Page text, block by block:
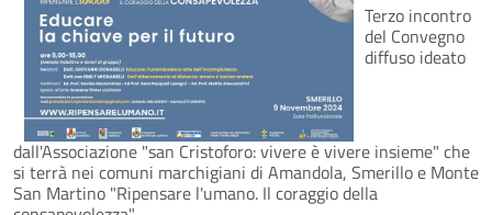
Terzo incontro
del Convegno
diffuso ideato
dall'Associazione "san Cristoforo: vivere è vivere insieme" che
si terrà nei comuni marchigiani di Amandola, Smerillo e Monte
San Martino "Ripensare l'umano. Il coraggio della